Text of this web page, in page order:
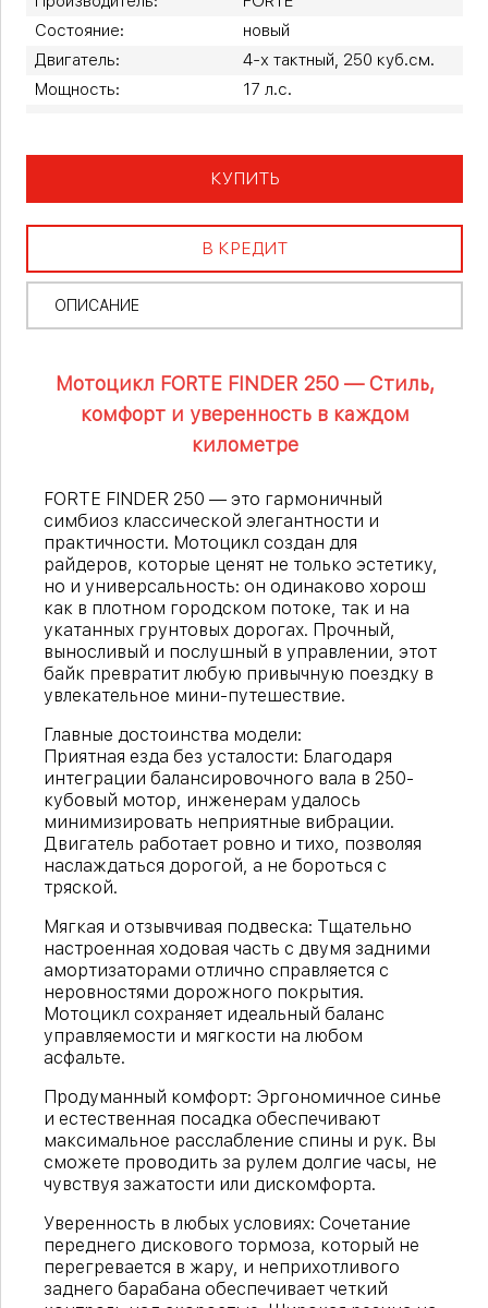
Состояние:
новый
Двигатель:
4-х тактный, 250 куб.см.
Мощность:
17 л.с.
КУПИТЬ
В КРЕДИТ
ОПИСАНИЕ
Мотоцикл FORTE FINDER 250 — Стиль,
комфорт и уверенность в каждом
километре
FORTE FINDER 250 — это гармоничный
симбиоз классической элегантности и
практичности. Мотоцикл создан для
райдеров, которые ценят не только эстетику,
но и универсальность: он одинаково хорош
как в плотном городском потоке, так и на
укатанных грунтовых дорогах. Прочный,
выносливый и послушный в управлении, этот
байк превратит любую привычную поездку в
увлекательное мини-путешествие.
Главные достоинства модели:
Приятная езда без усталости: Благодаря
интеграции балансировочного вала в 250-
кубовый мотор, инженерам удалось
минимизировать неприятные вибрации.
Двигатель работает ровно и тихо, позволяя
наслаждаться дорогой, а не бороться с
тряской.
Мягкая и отзывчивая подвеска: Тщательно
настроенная ходовая часть с двумя задними
амортизаторами отлично справляется с
неровностями дорожного покрытия.
Мотоцикл сохраняет идеальный баланс
управляемости и мягкости на любом
асфальте.
Продуманный комфорт: Эргономичное синье
и естественная посадка обеспечивают
максимальное расслабление спины и рук. Вы
сможете проводить за рулем долгие часы, не
чувствуя зажатости или дискомфорта.
Уверенность в любых условиях: Сочетание
переднего дискового тормоза, который не
перегревается в жару, и неприхотливого
заднего барабана обеспечивает четкий